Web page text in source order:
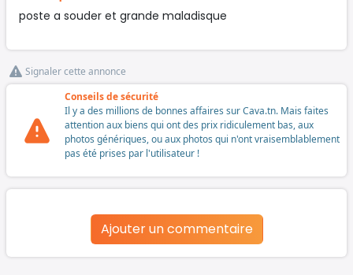
poste a souder et grande maladisque
Signaler cette annonce
Conseils de sécurité
Il y a des millions de bonnes affaires sur Cava.tn. Mais faites
attention aux biens qui ont des prix ridiculement bas, aux
photos génériques, ou aux photos qui n'ont vraisemblablement
pas été prises par l'utilisateur !
Ajouter un commentaire